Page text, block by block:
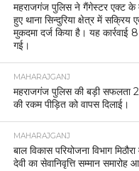
महराजगंज पुलिस ने गैंगेस्टर एक्ट के
हुए थाना सिन्दुरिया क्षेत्र में सक्रिय
मुकदमा दर्ज किया है। यह
गई।
MAHARAJGANJ
महराजगंज पुलिस की बड़ी सफलता
की रकम पीड़ित को वापस दिलाई।
MAHARAJGANJ
बाल विकास परियोजना विभाग
देवी का सेवानिवृत्ति सम्मान समारोह